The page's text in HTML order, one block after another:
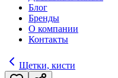
Блог
Бренды
О компании
Контакты
Щетки, кисти